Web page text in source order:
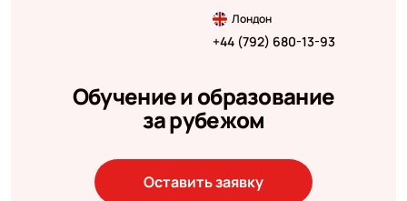
Лондон
+44 (792) 680-13-93
Обучение и образование
за рубежом
Оставить заявку